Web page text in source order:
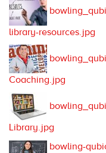
library-resources.jpg
Coaching.jpg
Library.jpg
bowling-